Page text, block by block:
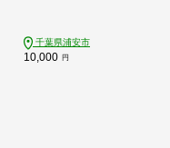
千葉県浦安市
10,000 円